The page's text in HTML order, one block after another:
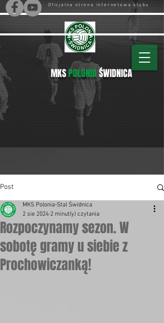
Oficjalna strona internetowa klubu
MKSPOLONIAŚWIDNICA
Post
Rozpoczynamy sezon. W
sobotę gramy u siebie z
Prochowiczanką!
MKS Polonia-Stal Świdnica
2 sie 2024 2 minut(y) czytania